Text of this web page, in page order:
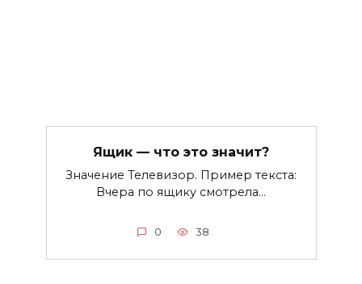
Ящик — что это значит?
Значение Телевизор. Пример текста:
Вчера по ящику смотрела…
0 38